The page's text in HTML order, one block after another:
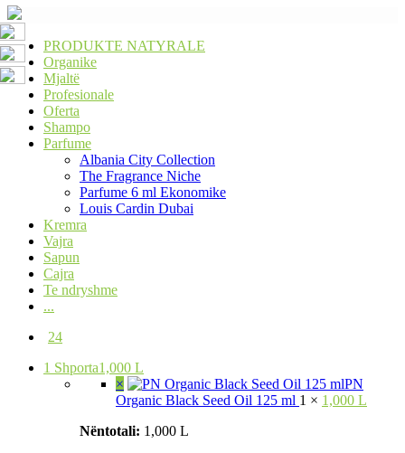
PRODUKTE NATYRALE
Organike
Mjaltë
Profesionale
Oferta
Shampo
Parfume
Albania City Collection
The Fragrance Niche
Parfume 6 ml Ekonomike
Louis Cardin Dubai
Kremra
Vajra
Sapun
Cajra
Te ndryshme
...
24
1 Shporta1,000 L
×
PN
Organic Black Seed Oil 125 ml 1 × 1,000 L
Nëntotali: 1,000 L